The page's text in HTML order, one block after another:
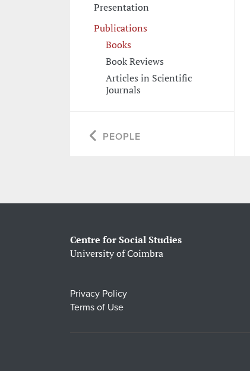
Presentation
Publications
Books
Book Reviews
Articles in Scientific
Journals
PEOPLE
Centre for Social Studies
University of Coimbra
Privacy Policy
Terms of Use